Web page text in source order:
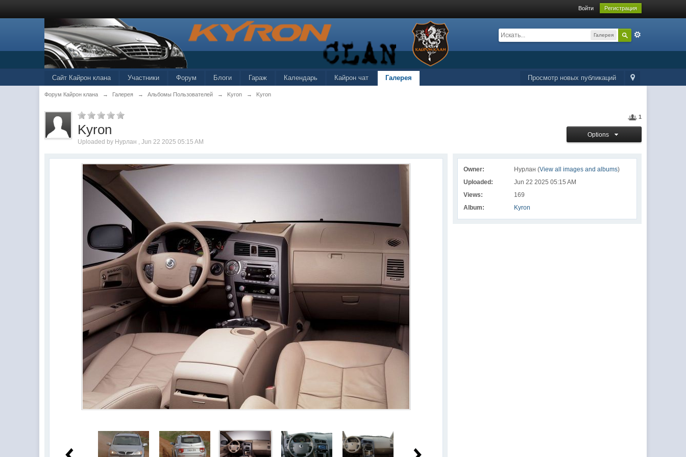
Войти Регистрация
Галерея
Просмотр новых публикаций
Сайт Кайрон клана Участники Форум Блоги Гараж Календарь Кайрон чат Галерея
Форум Кайрон клана → Галерея → Альбомы Пользователей → Kyron → Kyron
1
Options
Kyron
Uploaded by Нурлан , Jun 22 2025 05:15 AM
Owner: Нурлан (View all images and albums)
Uploaded:
Jun 22 2025 05:15 AM
Views:
169
Album:
Kyron